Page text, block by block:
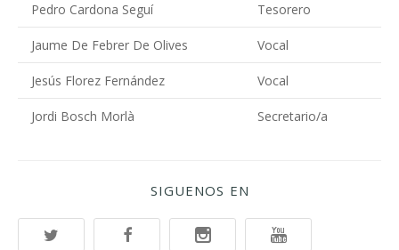
Pedro Cardona Seguí Tesorero
Jaume De Febrer De Olives Vocal
Jesús Florez Fernández Vocal
Jordi Bosch Morlà Secretario/a
SIGUENOS EN